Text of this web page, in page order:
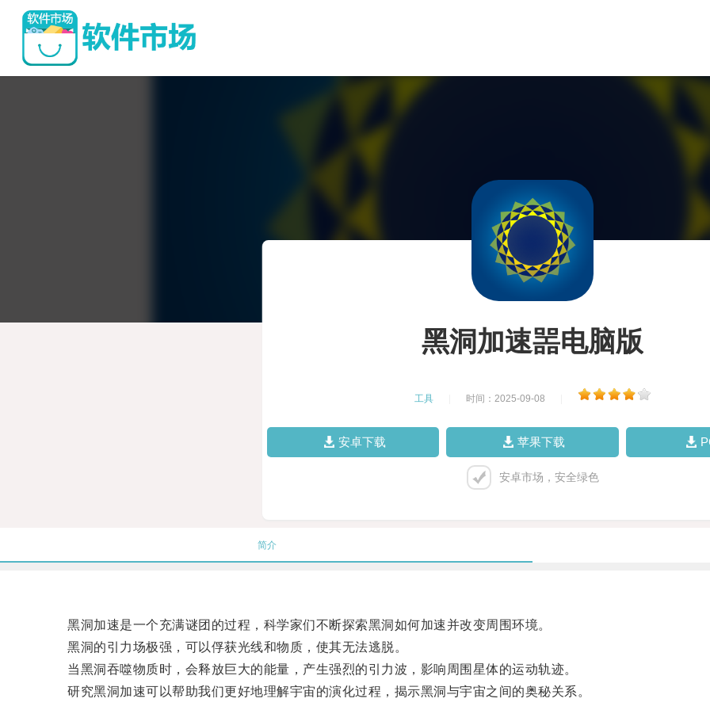
黑洞加速噐电脑版
工具 时间：2025-09-08
安卓下载 苹果下载
安卓市场，安全绿色
简介
黑洞加速是一个充满谜团的过程，科学家们不断探索黑洞如何加速并改变周围环境。
黑洞的引力场极强，可以俘获光线和物质，使其无法逃脱。
当黑洞吞噬物质时，会释放巨大的能量，产生强烈的引力波，影响周围星体的运动轨迹。
研究黑洞加速可以帮助我们更好地理解宇宙的演化过程，揭示黑洞与宇宙之间的奥秘关系。